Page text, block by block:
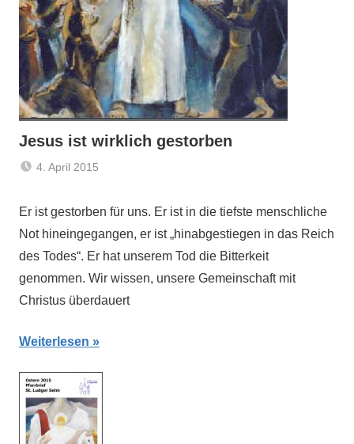
Jesus ist wirklich gestorben
4. April 2015
Themann
Fastenzeit
Wege
zum
Kreuz
2015
Er ist gestorben für uns. Er ist in die tiefste menschliche
Not hineingegangen, er ist „hinabgestiegen in das Reich
des Todes“. Er hat unserem Tod die Bitterkeit
genommen. Wir wissen, unsere Gemeinschaft mit
Christus überdauert
Weiterlesen